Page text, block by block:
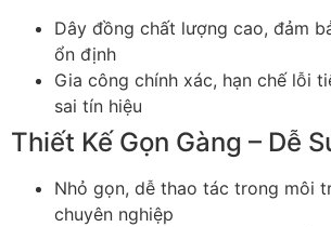
Dây đồng chất lượng cao, đảm
ổn định
Gia công chính xác, hạn chế lỗi
sai tín hiệu
Thiết Kế Gọn Gàng – Dễ
Nhỏ gọn, dễ thao tác trong môi
chuyên nghiệp